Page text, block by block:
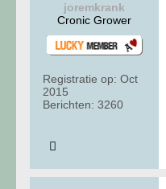
joremkrank
Cronic Grower
Registratie op: Oct
2015
Berichten: 3260